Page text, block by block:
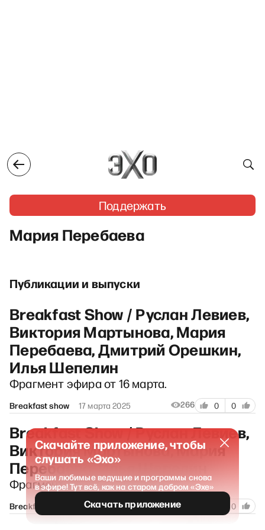
Поддержать
Мария Перебаева
Публикации и выпуски
Breakfast Show / Руслан Левиев,
Виктория Мартынова, Мария
Перебаева, Дмитрий Орешкин,
Илья Шепелин
Фрагмент эфира от 16 марта.
Breakfast show 17 марта 2025 266 0 0
Breakfast Show / Руслан Левиев,
Виктория Мартынова, Мария
Перебаева, Илья Шепелин
Фрагмент эфира от 16 марта.
Breakfast show 16 марта 2025 226 0
Скачайте приложение, чтобы
слушать «Эхо»
Ваши любимые ведущие и программы снова
в эфире! Тут всё, как на старом добром «Эхе»
Скачать приложение